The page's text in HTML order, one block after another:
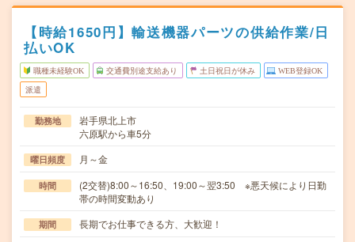
【時給1650円】輸送機器パーツの供給作業/日
払いOK
職種未経験OK 交通費別途支給あり 土日祝日が休み WEB登録OK
派遣
勤務地
岩手県北上市
六原駅から車5分
曜日頻度 月～金
時間
(2交替)8:00～16:50、19:00～翌3:50 ※悪天候により日勤
帯の時間変動あり
期間 長期でお仕事できる方、大歓迎！